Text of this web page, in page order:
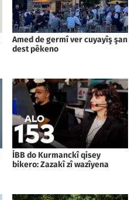
Amed de germî ver cuyayîş şan
dest pêkeno
İBB do Kurmanckî qisey
bikero: Zazakî zî wazîyena